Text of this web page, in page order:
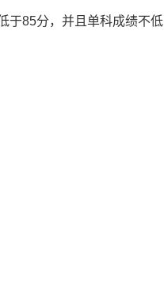
于85分，并且单科成绩不低